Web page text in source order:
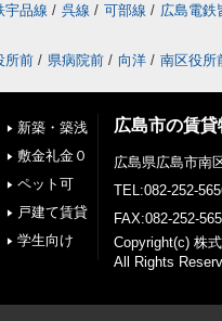
宇品線 / 呉線 / 可部線 / 広島電鉄
所前 / 県病院前 / 向洋 / 南区役所
新築・築浅
敷金礼金０
ペット可
戸建て賃貸
学生向け
広島市の賃
広島県広島市南
TEL:082-252-
FAX:082-252-
Copyright(c) 株
All Rights